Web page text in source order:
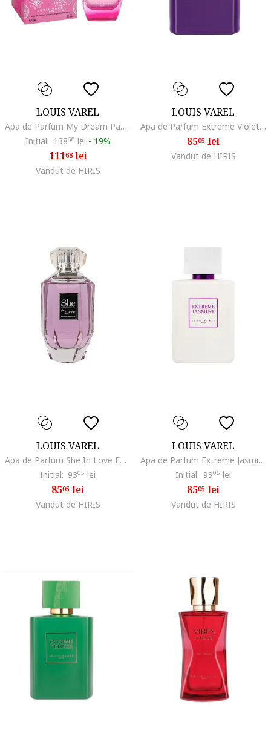
LOUIS VAREL
Apa de Parfum My Dream Passion, Femei, 90 ml
Initial: 13868 lei - 19%
11168lei
Vandut de HIRIS
LOUIS VAREL
Apa de Parfum Extreme Violet, Unisex, Floral Fructat Pudrat, 100 ml
8505 lei
Vandut de HIRIS
LOUIS VAREL
Apa de Parfum She In Love Femei, 100 ml
Initial: 9305 lei
8505 lei
Vandut de HIRIS
LOUIS VAREL
Apa de Parfum Extreme Jasmine, Unisex, 100ml
Initial: 9305 lei
8505 lei
Vandut de HIRIS